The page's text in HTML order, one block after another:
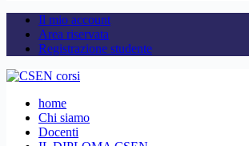
Il mio account
Area riservata
Registrazione studente
home
Chi siamo
Docenti